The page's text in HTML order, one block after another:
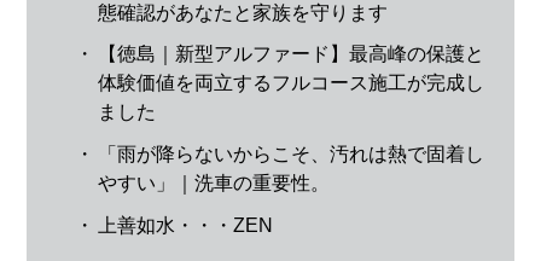
態確認があなたと家族を守ります
・
【徳島｜新型アルファード】最高峰の保護と
体験価値を両立するフルコース施工が完成し
ました
・
「雨が降らないからこそ、汚れは熱で固着し
やすい」｜洗車の重要性。
・ 上善如水・・・ZEN